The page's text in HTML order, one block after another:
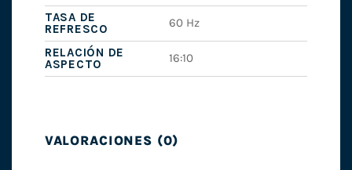
TASA DE
REFRESCO
60 Hz
RELACIÓN DE
ASPECTO
16:10
VALORACIONES (0)